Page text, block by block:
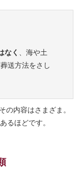
なく 、海や土
送方法をさし
の内容はさまざま。
るほどです。